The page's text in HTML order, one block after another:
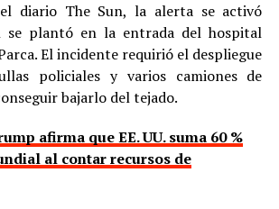
diario The Sun, la alerta se activó
se plantó en la entrada del hospital
El incidente requirió el despliegue
policiales y varios camiones de
bajarlo del tejado.
afirma que EE. UU. suma 60 %
al contar recursos de